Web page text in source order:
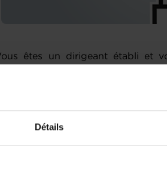
Détails
êtes un dirigeant établi et
? Vous souhaitez
votre entreprise ou la gérer
face à certaines
vous souhaitez développer,
vous aide à faire
déterminer les actions
proposant un